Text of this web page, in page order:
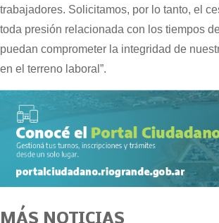
trabajadores. Solicitamos, por lo tanto, el
toda presión relacionada con los tiempos
puedan comprometer la integridad de
en el terreno laboral”.
MÁS NOTICIAS